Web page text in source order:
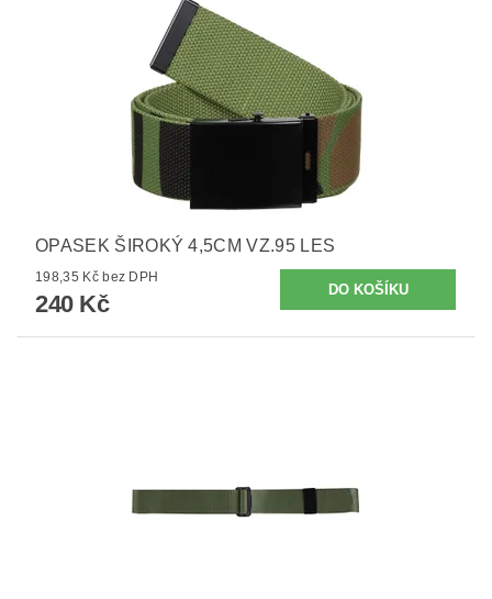
OPASEK ŠIROKÝ 4,5CM VZ.95 LES
198,35 Kč bez DPH
240 Kč